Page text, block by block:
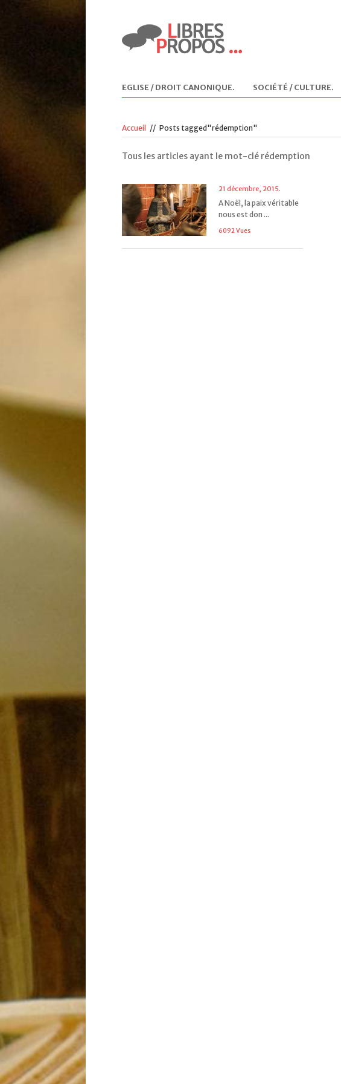
EGLISE / DROIT CANONIQUE. SOCIÉTÉ / CULTURE.
Accueil // Posts tagged"rédemption"
Tous les articles ayant le mot-clé rédemption
21 décembre, 2015.
A Noël, la paix véritable
nous est don ...
6092 Vues